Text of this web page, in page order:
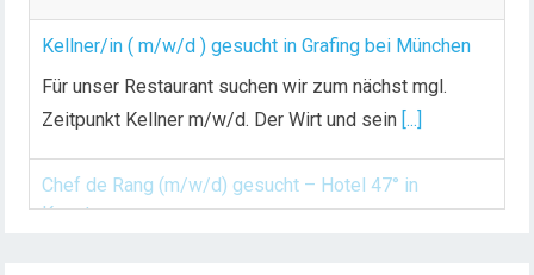
Kellner/in ( m/w/d ) gesucht in Grafing bei München
Für unser Restaurant suchen wir zum nächst mgl.
Zeitpunkt Kellner m/w/d. Der Wirt und sein [...]
Chef de Rang (m/w/d) gesucht – Hotel 47° in
Konstanz